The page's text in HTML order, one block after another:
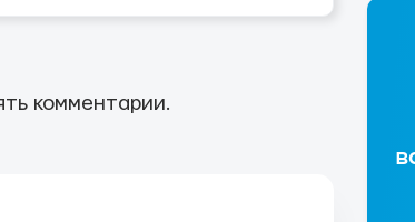
комментарии.